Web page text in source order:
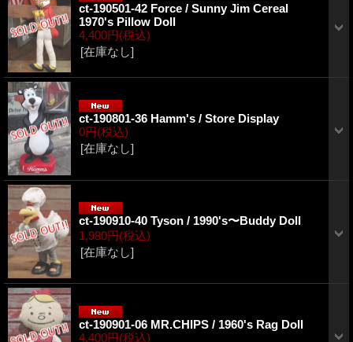
ct-190501-42 Force / Sunny Jim Cereal
1970's Pillow Doll
4,400円(税込)
[在庫なし]
ct-190801-36 Hamm's / Store Display
0円(税込)
[在庫なし]
ct-190910-40 Tyson / 1990's〜Buddy Doll
1,980円(税込)
[在庫なし]
ct-190901-06 MR.CHIPS / 1960's Rag Doll
4,400円(税込)